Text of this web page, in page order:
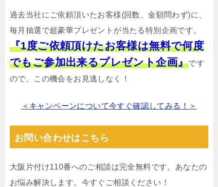
過去当社にご依頼頂いたお客様(回数、金額問わず)に、
毎月抽選で超豪華プレゼントが当たる特別企画です。
『1度ご依頼頂けたお客様は無料で何度
でもご参加出来るプレゼント企画』です
ので、この機会をお見逃しなく！
＜キャンペーンについて今すぐ確認してみる！＞
お問い合わせはこちら
大阪片付け110番へのご相談は完全無料です。あなたの
お悩み解決します。今すぐご相談ください！